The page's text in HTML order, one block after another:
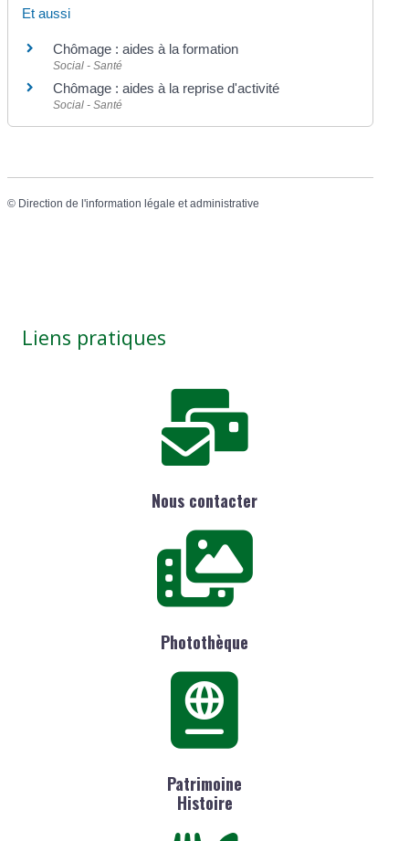
Et aussi
Chômage : aides à la formation
Social - Santé
Chômage : aides à la reprise d'activité
Social - Santé
© Direction de l'information légale et administrative
Liens pratiques
Nous contacter
Photothèque
Patrimoine
Histoire